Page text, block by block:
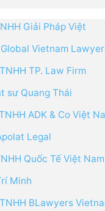
Giải Pháp Việt
Vietnam
TP. Law Firm
sư Quang Thái
ADK & Co Việt
Legal
Quốc Tế Việt Nam
Minh
BLawyers